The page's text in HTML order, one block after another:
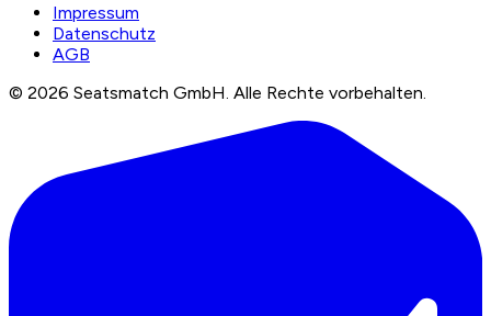
Impressum
Datenschutz
AGB
© 2026 Seatsmatch GmbH. Alle Rechte vorbehalten.